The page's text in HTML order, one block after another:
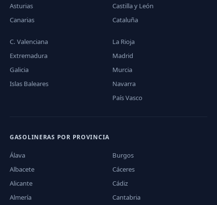
Asturias
Canarias
Castilla y León
Cataluña
C. Valenciana
Extremadura
Galicia
Islas Baleares
La Rioja
Madrid
Murcia
Navarra
País Vasco
GASOLINERAS POR PROVINCIA
Álava
Albacete
Alicante
Almería
Burgos
Cáceres
Cádiz
Cantabria